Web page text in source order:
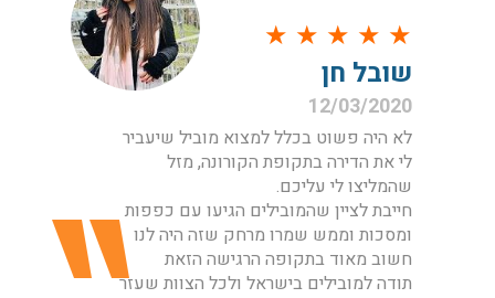
★
★
★
★
★
שובל חן
12/03/2020
לא היה פשוט בכלל למצוא מוביל שיעביר
לי את הדירה בתקופת הקורונה, מזל
שהמליצו לי עליכם.
חייבת לציין שהמובילים הגיעו עם כפפות
ומסכות וממש שמרו מרחק שזה היה לנו
חשוב מאוד בתקופה הרגישה הזאת
תודה למובילים בישראל ולכל הצוות שעזר